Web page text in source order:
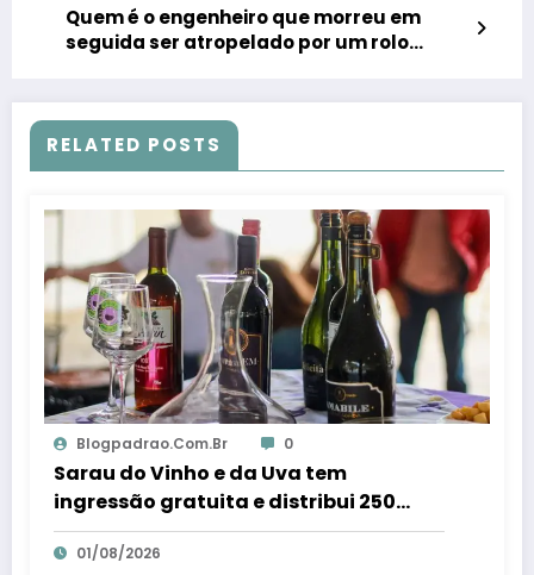
Quem é o engenheiro que morreu em
seguida ser atropelado por um rolo
RELATED POSTS
Blogpadrao.com.br 0
Sarau do Vinho e da Uva tem
ingressão gratuita e distribui 250
litros de suco em Santa Teresa – Em
Dia ES
01/08/2026